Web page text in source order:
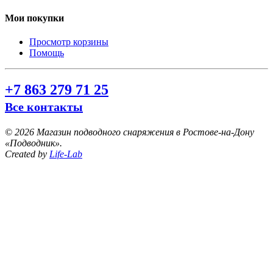
Мои покупки
Просмотр корзины
Помощь
+7 863 279 71 25
Все контакты
© 2026 Магазин подводного снаряжения в Ростове-на-Дону
«Подводник».
Created by Life-Lab